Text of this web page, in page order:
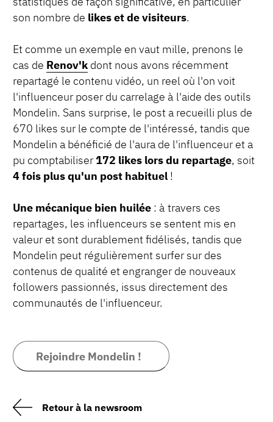
son nombre de likes et de visiteurs.
Et comme un exemple en vaut mille, prenons le
cas de Renov'k dont nous avons récemment
repartagé le contenu vidéo, un reel où l'on voit
l'influenceur poser du carrelage à l'aide des outils
Mondelin. Sans surprise, le post a recueilli plus de
670 likes sur le compte de l'intéressé, tandis que
Mondelin a bénéficié de l'aura de l'influenceur et a
pu comptabiliser172 likes lors du repartage, soit
4 fois plus qu'un post habituel!
Une mécanique bien huilée : à travers ces
repartages, les influenceurs se sentent mis en
valeur et sont durablement fidélisés, tandis que
Mondelin peut régulièrement surfer sur des
contenus de qualité et engranger de nouveaux
followers passionnés, issus directement des
communautés de l'influenceur.
Rejoindre Mondelin !
Retour à la newsroom